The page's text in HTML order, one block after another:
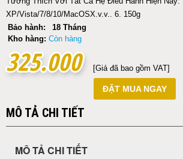
XP/Vista/7/8/10/MacOSX.v.v.. 6. 150g
Bảo hành:
18 Tháng
Kho hàng: Còn hàng
325.000
325.000 [Giá đã bao gồm VAT]
ĐẶT MUA NGAY
MÔ TẢ CHI TIẾT
MÔ TẢ CHI TIẾT